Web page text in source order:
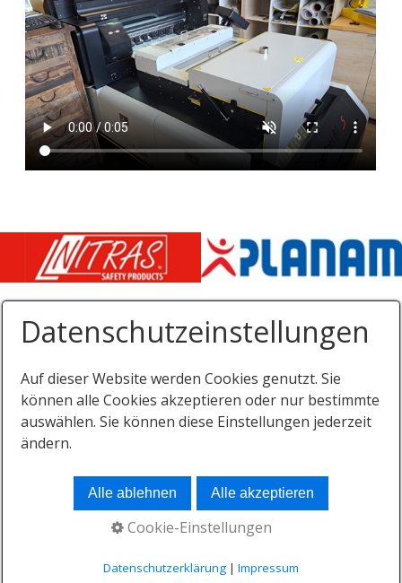
Startseite Kontakt Impressum
© 2026
Datenschutzeinstellungen
Auf dieser Website werden Cookies genutzt. Sie
können alle Cookies akzeptieren oder nur bestimmte
auswählen. Sie können diese Einstellungen jederzeit
ändern.
Alle ablehnen Alle akzeptieren
Cookie-Einstellungen
Datenschutzerklärung| Impressum